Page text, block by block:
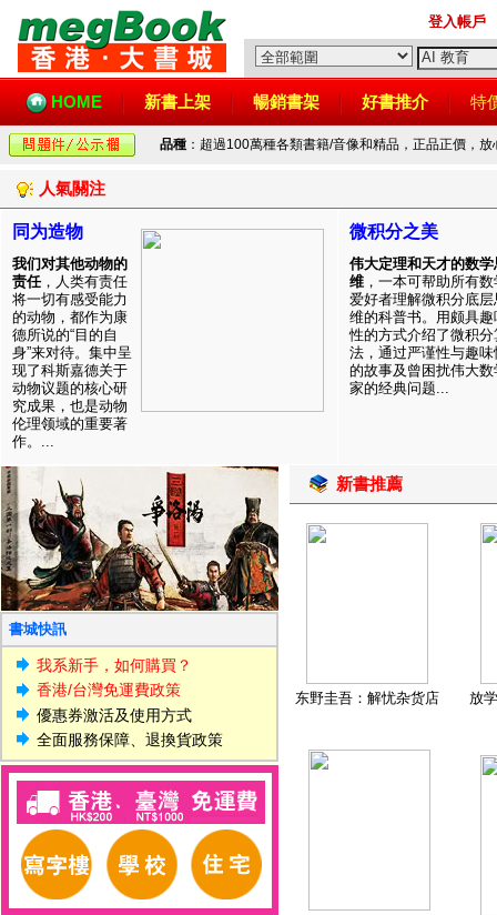
登入帳戶
HOME 新書上架 暢銷書架 好書推介 特
品種 ：超過100萬種各類書籍/音像和精品，正品正價，
人氣關注
同为造物
我们对其他动物的
责任，人类有责任
将一切有感受能力
的动物，都作为康
德所说的“目的自
身”来对待。集中呈
现了科斯嘉德关于
动物议题的核心研
究成果，也是动物
伦理领域的重要著
作。...
微积分之美
伟大定理和天才的数学
维 ，一本可帮助所有数
爱好者理解微积分底层
维的科普书。用颇具趣
性的方式介绍了微积分
法，通过严谨性与趣味
的故事及曾困扰伟大数
家的经典问题...
書城快訊
我系新手，如何購買？
香港/台灣免運費政策
優惠券激活及使用方式
全面服務保障、退換貨政策
新書推薦
东野圭吾：解忧杂货店 放